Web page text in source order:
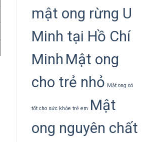
mật ong rừng U
Minh tại Hồ Chí
Minh Mật ong
cho trẻ nhỏ Mật ong có
tốt cho sức khỏe trẻ em Mật
ong nguyên chất